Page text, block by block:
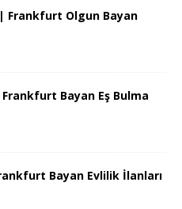
Frankfurt Olgun Bayan
Frankfurt Bayan Eş Bulma
Bayan Evlilik İlanları